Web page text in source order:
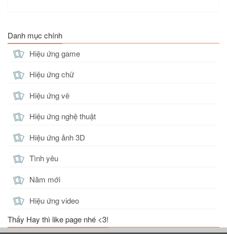
Danh mục chính
Hiệu ứng game
Hiệu ứng chữ
Hiệu ứng vẽ
Hiệu ứng nghệ thuật
Hiệu ứng ảnh 3D
Tình yêu
Năm mới
Hiệu ứng video
Thấy Hay thì like page nhé <3!